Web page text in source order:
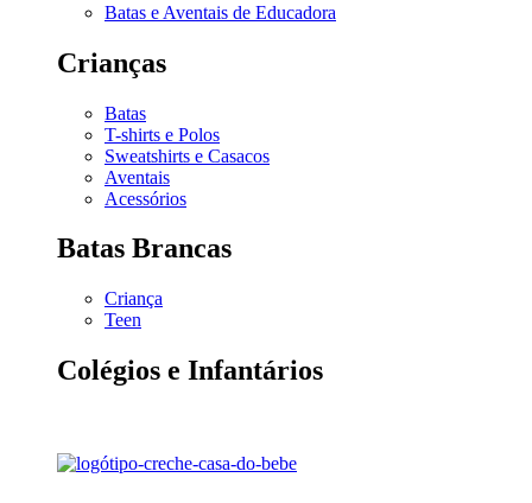
Batas e Aventais de Educadora
Crianças
Batas
T-shirts e Polos
Sweatshirts e Casacos
Aventais
Acessórios
Batas Brancas
Criança
Teen
Colégios e Infantários